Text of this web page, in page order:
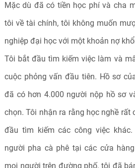
Mặc dù đã có tiền học phí và cha
tôi về tài chính, tôi không muốn
nghiệp đại học với một khoản nợ
Tôi bắt đầu tìm kiếm việc làm và
cuộc phỏng vấn đầu tiên. Hồ sơ
đã có hơn 4.000 người nộp hồ sơ
chọn. Tôi nhận ra rằng học nghề rất
đầu tìm kiếm các công việc
người pha cà phê tại các cửa
mọi người trên đường phố, tôi đã